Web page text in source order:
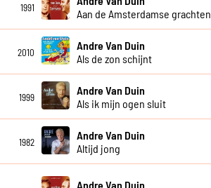
1991
Aan de Amsterdamse grachten
2010
Andre Van Duin
Als de zon schijnt
1999
Andre Van Duin
Als ik mijn ogen sluit
1982
Andre Van Duin
Altijd jong
Andre Van Duin